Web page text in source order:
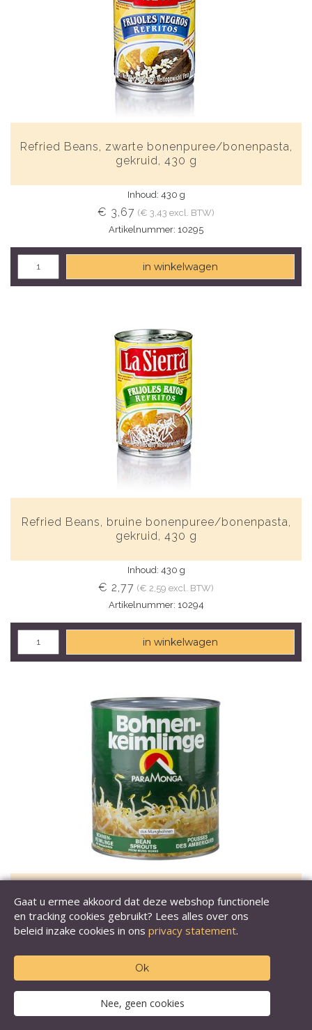
Refried Beans, zwarte bonenpuree/bonenpasta,
gekruid, 430 g
Inhoud: 430 g
€ 3,67 (€ 3,43 excl. BTW)
Artikelnummer: 10295
in winkelwagen
Refried Beans, bruine bonenpuree/bonenpasta,
gekruid, 430 g
Inhoud: 430 g
€ 2,77 (€ 2,59 excl. BTW)
Artikelnummer: 10294
in winkelwagen
Mung taugé, 2,9 kg
(€ 11,54 excl. BTW)
Artikelnummer: 10291
in winkelwagen
Gaat u ermee akkoord dat deze webshop functionele
en tracking cookies gebruikt? Lees alles over ons
beleid inzake cookies in ons privacy statement.
Ok
Nee, geen cookies